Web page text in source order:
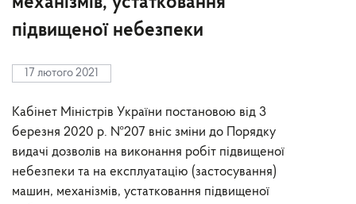
підвищеної небезпеки
17 лютого 2021
Кабінет Міністрів України постановою від 3
березня 2020 р. №207 вніс зміни до Порядку
видачі дозволів на виконання робіт підвищеної
небезпеки та на експлуатацію (застосування)
машин, механізмів, устатковання підвищеної